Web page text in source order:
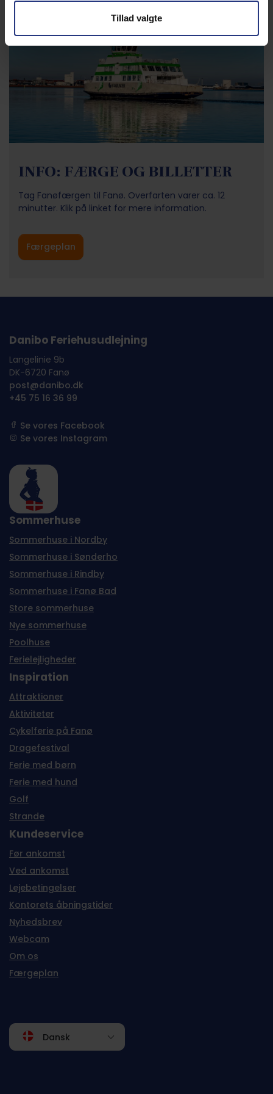
Tillad valgte
INFO: FÆRGE OG BILLETTER
Tag Fanøfærgen til Fanø. Overfarten varer ca. 12
minutter. Klik på linket for mere information.
Færgeplan
Danibo Feriehusudlejning
Langelinie 9b
DK-6720 Fanø
post@danibo.dk
+45 75 16 36 99
Se vores Facebook
Se vores Instagram
Sommerhuse
Sommerhuse i Nordby
Sommerhuse i Sønderho
Sommerhuse i Rindby
Sommerhuse i Fanø Bad
Store sommerhuse
Nye sommerhuse
Poolhuse
Ferielejligheder
Inspiration
Attraktioner
Aktiviteter
Cykelferie på Fanø
Dragefestival
Ferie med børn
Ferie med hund
Golf
Strande
Kundeservice
Før ankomst
Ved ankomst
Lejebetingelser
Kontorets åbningstider
Nyhedsbrev
Webcam
Om os
Færgeplan
Dansk